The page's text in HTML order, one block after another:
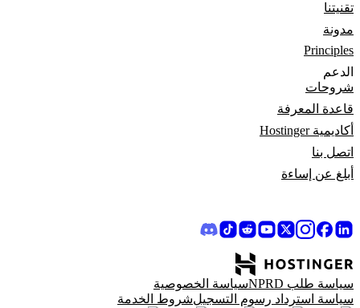
تقنيتنا
مدونة
Principles
الدعم
شروحات
قاعدة المعرفة
أكاديمية Hostinger
اتصل بنا
أبلغ عن إساءة
سياسة طلب NPRD
سياسة الخصوصية
سياسة استرداد رسوم التسجيلشروط الخدمة